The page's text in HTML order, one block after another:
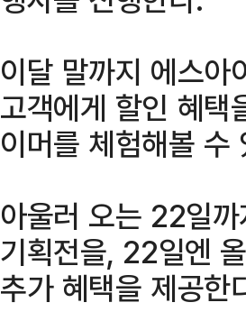
이달 말까지 에스아
고객에게 할인 혜택
이머를 체험해볼 수
아울러 오는 22일
기획전을, 22일엔
추가 혜택을 제공한